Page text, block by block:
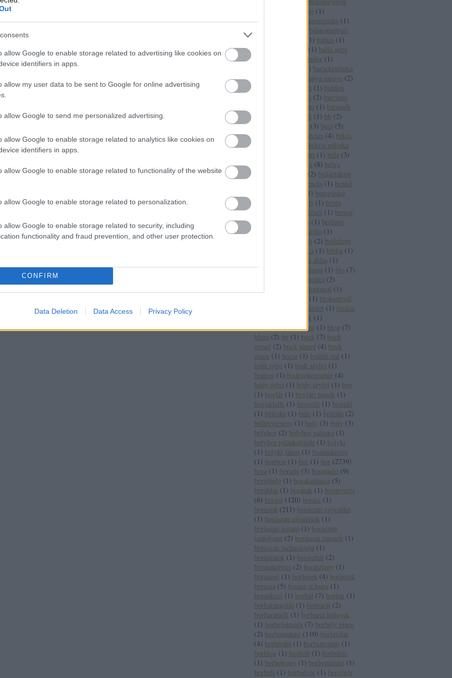
allow Google to enable storage related to advertising like cookies on
identifiers in apps.
allow my user data to be sent to Google for online advertising
allow Google to send me personalized advertising.
allow Google to enable storage related to analytics like cookies on
identifiers in apps.
allow Google to enable storage related to functionality of the website
allow Google to enable storage related to personalization.
allow Google to enable storage related to security, including
functionality and fraud prevention, and other user protection.
CONFIRM
Data Deletion Data Access Privacy Policy
balatoni borrégió ( 1 )
balatonlelle
balatonrendes ( 1 )
balatonudvari
1 ) balázs ( 1 )
( 1 ) balla géza
balogh szabó sándor ( 1 )
) barackpálinka
baranya megye (2)
baranya megye bora ( 1 ) bardon
bárdos (2) barrique
bátaapáti ( 1 ) bátaszék
bazalt ( 1 ) bb (2)
(3) bécs (5)
befektetés (4) békés
békési pálinka
békési pálinka zrt ( 1 ) béla (3)
belga (8) belga
(2) beltartalom
bencés ( 1 ) benkő
1 ) beregszász
béres rt ( 1 ) béres
bérfőzés ( 1 ) berger
berlin ( 1 ) berliner
bestillo ( 1 )
betétdíj (2) betlehem
bianca ( 1 ) biblia ( 1 )
bíborosi áldás ( 1 )
bikavér
bill clinton ( 1 ) bio (7)
biodinamika (2)
bioetanol ( 1 )
( 1 ) biokontroll
bióüzlet ( 1 ) bírálat
birtok ( 1 )
bivalykorty (1) blanc ( 1 ) blog (7)
blues (2) bo ( 1 ) bock (7) bock
jozsef (2) bock józsef (4) bock
pince ( 1 ) bócsa ( 1 ) bódító ital ( 1 )
bódi sylvi ( 1 ) bodi szylvi ( 1 )
bodrog ( 1 ) bodrogkeresztúr (4)
bódy sylvi ( 1 ) bódy szylvi ( 1 ) boe
( 1 ) boglár ( 1 ) boglári napok ( 1 )
boglárlelle ( 1 ) bogyólé ( 1 ) böjtelő
( 1 ) bölcske ( 1 ) bólé ( 1 ) bolfalu (2)
böllérverseny ( 1 ) boly (3) bóly (3)
bolyhos (2) bolyhos pálinka ( 1 )
bolyhos pálinkafőzde ( 1 ) bolyki
( 1 ) bolyki jános ( 1 ) bomarketing
( 1 ) bonbon ( 1 ) bór ( 1 ) bor (2739)
bora ( 1 ) boradó (3) borajánló (9)
borajánlo ( 1 ) borakadémia (5)
boráldás ( 1 ) borárak ( 1 ) borárverés
(6) borász ( 120) borasz ( 1 )
borászat (211 ) borászati egyesület
( 1 ) borászati előadások ( 1 )
borászati kutató ( 1 ) borászati
tanfolyam (2) borászati tanszék ( 1 )
borászati technológia ( 1 )
borászatok ( 1 ) borászbál (2)
borászképzés (2) borászlány ( 1 )
borásznő ( 1 ) borászok (4) borászok
borásza (5) borász sí kupa ( 1 )
boraukció ( 1 ) borbál (7) borbár ( 1 )
borbarangolás ( 1 ) borbarát (2)
borbarátnők ( 1 ) borbarát hölgyek
( 1 ) borbefektetés (7) borbély pince
(2) borbemutató ( 110) borbírálat
(4) borbíráló ( 1 ) borbiztosítás ( 1 )
borblog ( 1 ) borbolt ( 1 ) borbörze
( 1 ) borbotrány ( 1 ) borbrmutató ( 1 )
borbuli ( 1 ) borbulvár ( 1 ) borcégér